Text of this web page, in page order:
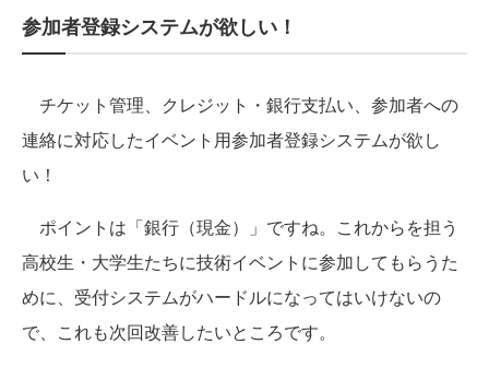
参加者登録システムが欲しい！
チケット管理、クレジット・銀行支払い、参加者への
連絡に対応したイベント用参加者登録システムが欲し
い！
ポイントは「銀行（現金）」ですね。これからを担う
高校生・大学生たちに技術イベントに参加してもらうた
めに、受付システムがハードルになってはいけないの
で、これも次回改善したいところです。